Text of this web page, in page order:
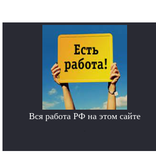
Вся работа РФ на этом сайте